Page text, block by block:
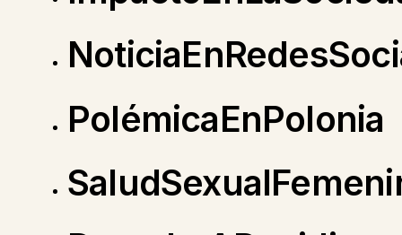
PolémicaEnPolonia